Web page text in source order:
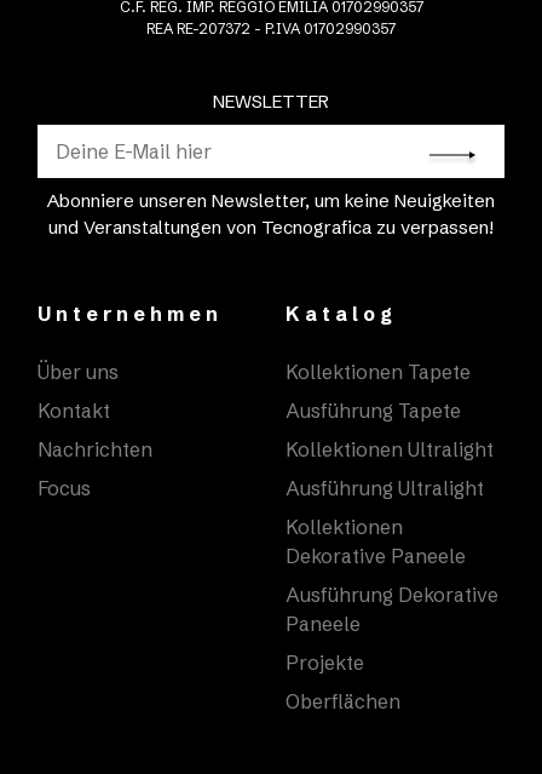
NEWSLETTER
Abonniere unseren Newsletter, um keine Neuigkeiten
und Veranstaltungen von Tecnografica zu verpassen!
C.F. REG. IMP. REGGIO EMILIA 01702990357
REA RE-207372 - P.IVA 01702990357
Unternehmen
Über uns
Kontakt
Nachrichten
Focus
Katalog
Kollektionen Tapete
Ausführung Tapete
Kollektionen Ultralight
Ausführung Ultralight
Kollektionen
Dekorative Paneele
Ausführung Dekorative
Paneele
Projekte
Oberflächen